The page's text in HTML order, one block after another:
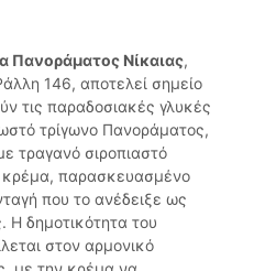
Πανοράματος Νίκαιας,
146, αποτελεί σημείο
τις παραδοσιακές γλυκές
τρίγωνο Πανοράματος,
τραγανό σιροπιαστό
παρασκευασμένο
που το ανέδειξε ως
δημοτικότητα του
στον αρμονικό